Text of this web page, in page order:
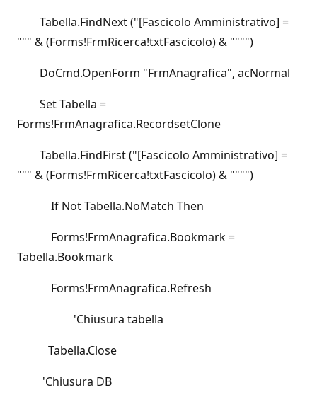
Tabella.FindNext ("[Fascicolo Amministrativo] =
""" & (Forms!FrmRicerca!txtFascicolo) & """")
DoCmd.OpenForm "FrmAnagrafica", acNormal
Set Tabella =
Forms!FrmAnagrafica.RecordsetClone
Tabella.FindFirst ("[Fascicolo Amministrativo] =
""" & (Forms!FrmRicerca!txtFascicolo) & """")
If Not Tabella.NoMatch Then
Forms!FrmAnagrafica.Bookmark =
Tabella.Bookmark
Forms!FrmAnagrafica.Refresh
'Chiusura tabella
Tabella.Close
'Chiusura DB